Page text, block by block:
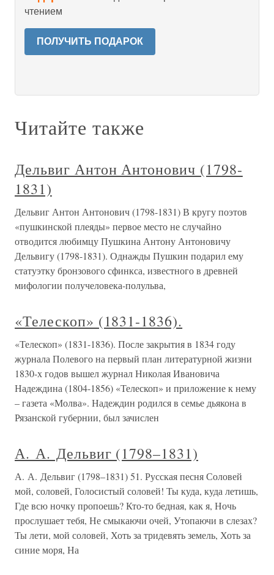
чтением
ПОЛУЧИТЬ ПОДАРОК
Читайте также
Дельвиг Антон Антонович (1798-
1831)
Дельвиг Антон Антонович (1798-1831) В кругу поэтов
«пушкинской плеяды» первое место не случайно
отводится любимцу Пушкина Антону Антоновичу
Дельвигу (1798-1831). Однажды Пушкин подарил ему
статуэтку бронзового сфинкса, известного в древней
мифологии получеловека-полульва,
«Телескоп» (1831-1836).
«Телескоп» (1831-1836). После закрытия в 1834 году
журнала Полевого на первый план литературной жизни
1830-х годов вышел журнал Николая Ивановича
Надеждина (1804-1856) «Телескоп» и приложение к нему
– газета «Молва». Надеждин родился в семье дьякона в
Рязанской губернии, был зачислен
А. А. Дельвиг (1798–1831)
А. А. Дельвиг (1798–1831) 51. Русская песня Соловей
мой, соловей, Голосистый соловей! Ты куда, куда летишь,
Где всю ночку пропоешь? Кто-то бедная, как я, Ночь
прослушает тебя, Не смыкаючи очей, Утопаючи в слезах?
Ты лети, мой соловей, Хоть за тридевять земель, Хоть за
синие моря, На